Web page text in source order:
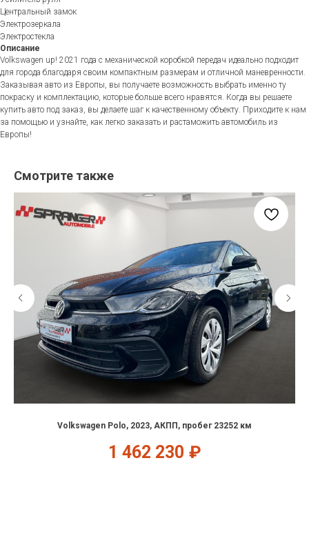
Центральный замок
Электрозеркала
Электростекла
Описание
Volkswagen up! 2021 года с механической коробкой передач идеально подходит
для города благодаря своим компактным размерам и отличной маневренности.
Заказывая авто из Европы, вы получаете возможность выбрать именно ту
покраску и комплектацию, которые больше всего нравятся. Когда вы решаете
купить авто под заказ, вы делаете шаг к качественному объекту. Приходите к нам
за помощью и узнайте, как легко заказать и растаможить автомобиль из
Европы!
Смотрите также
Volkswagen Polo, 2023, АКПП, пробег 23252 км
1 462 230 ₽